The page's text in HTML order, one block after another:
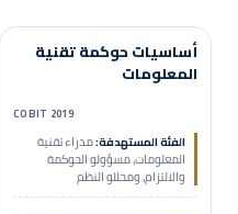
تأسيس
أساسيات حوكمة تقنية
المعلومات
COBIT 2019
الفئة المستهدفة:مدراء تقنية
المعلومات، مسؤولو الحوكمة
والالتزام، ومحللو النظم